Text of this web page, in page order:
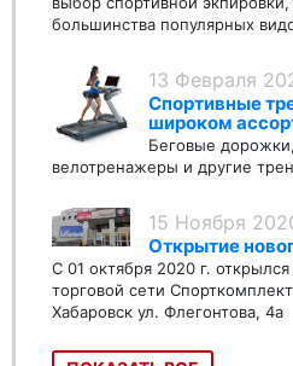
большинства популярных
13 Февраля
Спортивные
широком
Беговые
велотренажеры и другие
15 Ноября
Открытие
С 01 октября 2020 г.
торговой сети
Хабаровск ул. Флегонтова, 4а